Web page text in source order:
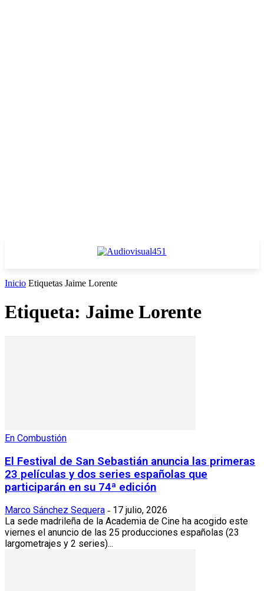
Inicio Etiquetas Jaime Lorente
Etiqueta: Jaime Lorente
En Combustión
El Festival de San Sebastián anuncia las primeras
23 películas y dos series españolas que
participarán en su 74ª edición
Marco Sánchez Sequera - 17 julio, 2026
La sede madrileña de la Academia de Cine ha acogido este
viernes el anuncio de las 25 producciones españolas (23
largometrajes y 2 series)...